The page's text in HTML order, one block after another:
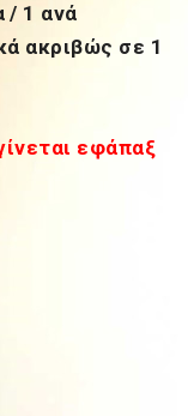
/ 1 ανά
ακριβώς σε 1
εφάπαξ